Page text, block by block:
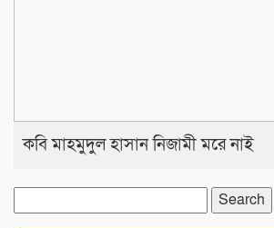
কবি মাহমুদুল হাসান নিজামী মরে নাই
for: